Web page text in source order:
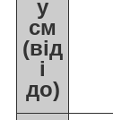
у
см
(від
і
до)